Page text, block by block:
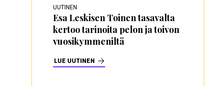
UUTINEN
Esa Leskisen Toinen tasavalta
kertoo tarinoita pelon ja toivon
vuosikymmeniltä
LUE UUTINEN